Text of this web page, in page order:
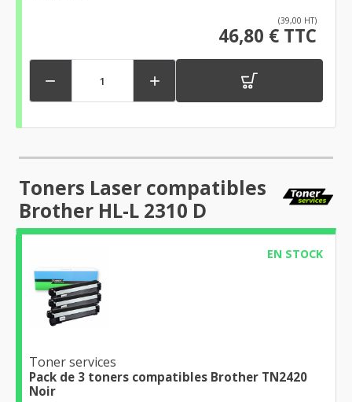
(39,00 HT)
46,80 € TTC
 
Toners Laser compatibles
Brother HL-L 2310 D
EN STOCK
Toner services
Pack de 3 toners compatibles Brother TN2420
Noir